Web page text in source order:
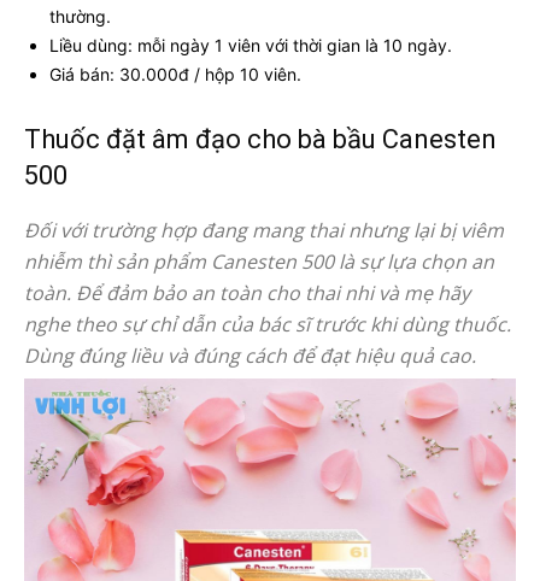
thường.
Liều dùng: mỗi ngày 1 viên với thời gian là 10 ngày.
Giá bán: 30.000đ / hộp 10 viên.
Thuốc đặt âm đạo cho bà bầu Canesten
500
Đối với trường hợp đang mang thai nhưng lại bị viêm
nhiễm thì sản phẩm Canesten 500 là sự lựa chọn an
toàn. Để đảm bảo an toàn cho thai nhi và mẹ hãy
nghe theo sự chỉ dẫn của bác sĩ trước khi dùng thuốc.
Dùng đúng liều và đúng cách để đạt hiệu quả cao.